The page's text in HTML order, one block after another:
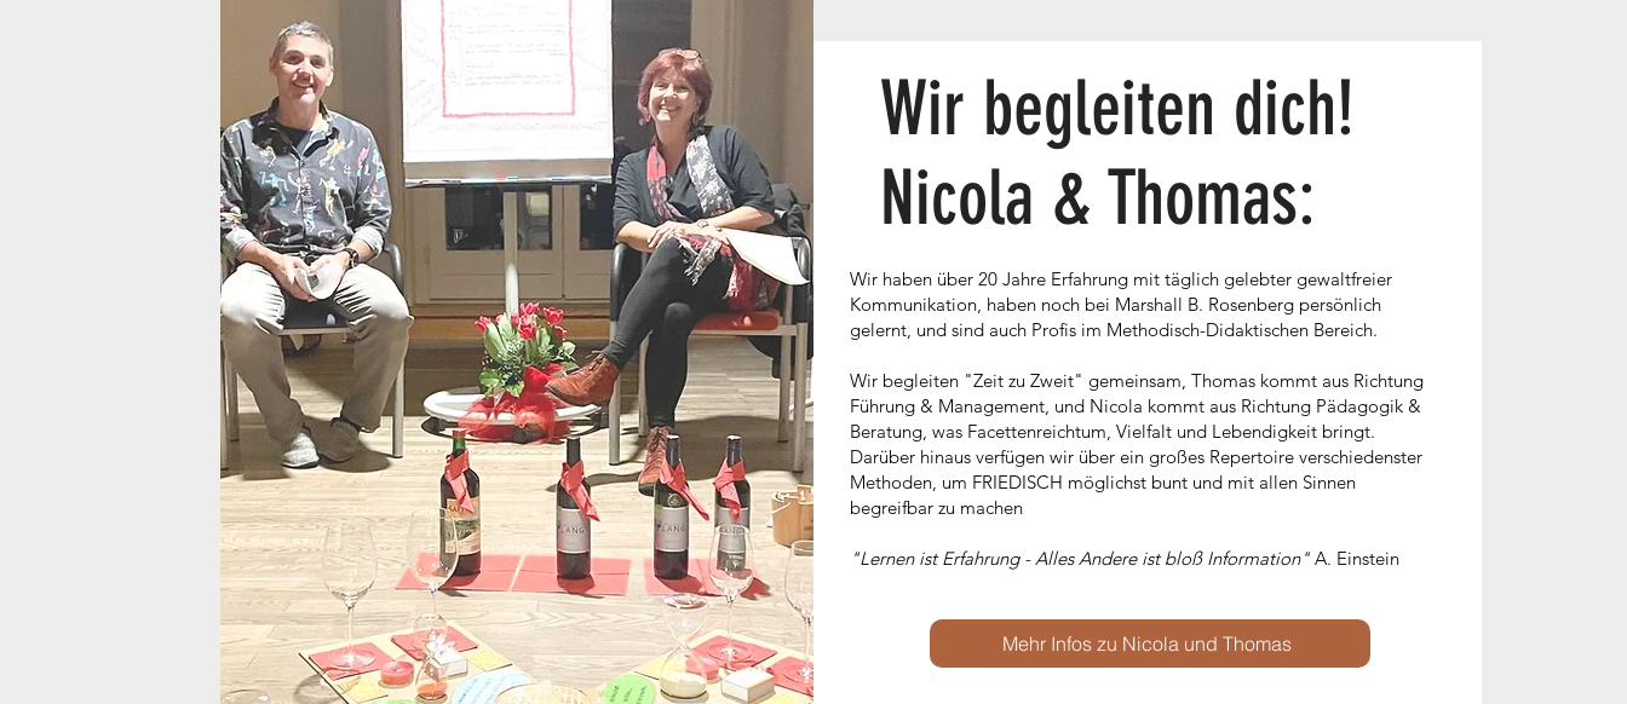
Wir begleiten dich!
Nicola & Thomas:
Wir haben über 20 Jahre Erfahrung mit täglich gelebter gewaltfreier
Kommunikation, haben noch bei Marshall B. Rosenberg persönlich
gelernt, und sind auch Profis im Methodisch-Didaktischen Bereich.
Wir begleiten "Zeit zu Zweit" gemeinsam, Thomas kommt aus Richtung
Führung & Management, und Nicola kommt aus Richtung Pädagogik &
Beratung, was Facettenreichtum, Vielfalt und Lebendigkeit bringt.
Darüber hinaus verfügen wir über ein großes Repertoire verschiedenster
Methoden, um FRIEDISCH möglichst bunt und mit allen Sinnen
begreifbar zu machen
"Lernen ist Erfahrung - Alles Andere ist bloß Information" A. Einstein
Mehr Infos zu Nicola und Thomas